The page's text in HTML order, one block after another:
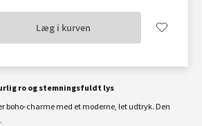
Læg i kurven
ro og stemningsfuldt lys
boho-charme med et moderne, let udtryk. Den